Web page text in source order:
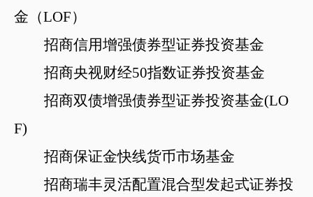
金（LOF）
招商信用增强债券型证券投资基金
招商央视财经50指数证券投资基金
招商双债增强债券型证券投资基金(LO
F)
招商保证金快线货币市场基金
招商瑞丰灵活配置混合型发起式证券投